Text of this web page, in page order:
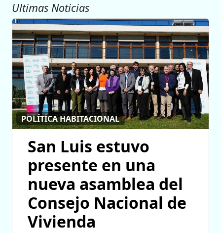
Ultimas Noticias
POLÍTICA HABITACIONAL
San Luis estuvo
presente en una
nueva asamblea del
Consejo Nacional de
Vivienda